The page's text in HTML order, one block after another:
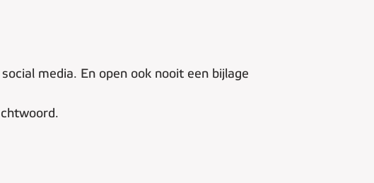
media. En open ook nooit een bijlage